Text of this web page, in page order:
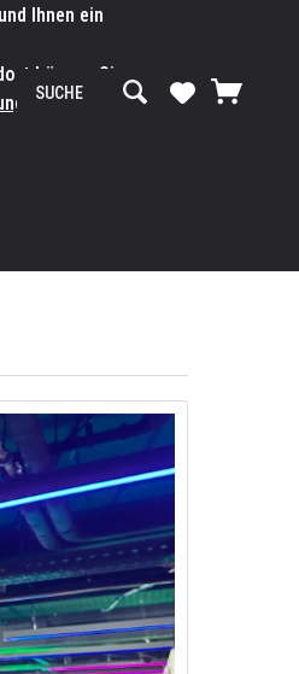
Hilfe
Ihnen ein
können Sie
Zum